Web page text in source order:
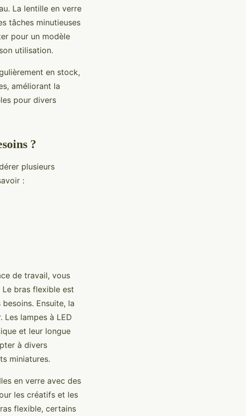
La lentille en verre
tâches minutieuses
pour un modèle
utilisation.
en stock,
améliorant la
pour divers
?
plusieurs
:
de travail, vous
bras flexible est
Ensuite, la
lampes à LED
et leur longue
à divers
miniatures.
en verre avec des
les créatifs et les
flexible, certains